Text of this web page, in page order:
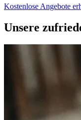
Kostenlose Angebote
Unsere